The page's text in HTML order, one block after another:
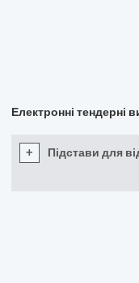
Електронні тендерні
+ Підстави для